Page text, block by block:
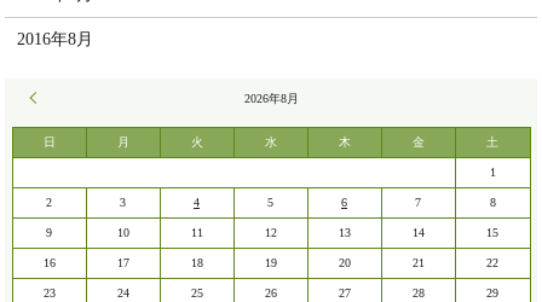
2016年8月
2026年8月
日 月 火 水 木 金 土
1
2 3 4 5 6 7 8
9 10 11 12 13 14 15
16 17 18 19 20 21 22
23 24 25 26 27 28 29